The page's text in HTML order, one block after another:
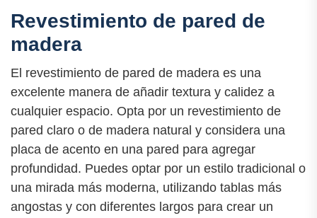
Revestimiento de pared de
madera
El revestimiento de pared de madera es una
excelente manera de añadir textura y calidez a
cualquier espacio. Opta por un revestimiento de
pared claro o de madera natural y considera una
placa de acento en una pared para agregar
profundidad. Puedes optar por un estilo tradicional o
una mirada más moderna, utilizando tablas más
angostas y con diferentes largos para crear un